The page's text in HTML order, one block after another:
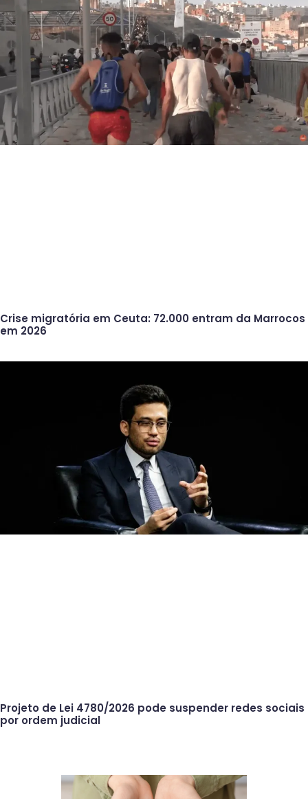
Crise migratória em Ceuta: 72.000 entram da Marrocos
em 2026
Projeto de Lei 4780/2026 pode suspender redes sociais
por ordem judicial